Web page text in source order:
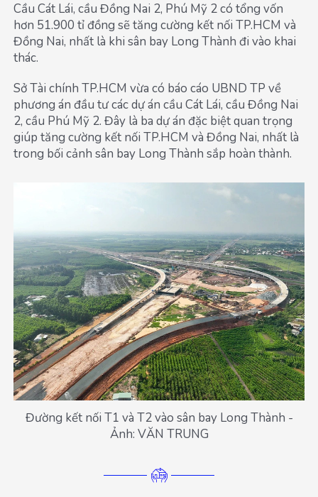
Cầu Cát Lái, cầu Đồng Nai 2, Phú Mỹ 2 có tổng vốn
hơn 51.900 tỉ đồng sẽ tăng cường kết nối TP.HCM và
Đồng Nai, nhất là khi sân bay Long Thành đi vào khai
thác.
Sở Tài chính TP.HCM vừa có báo cáo UBND TP về
phương án đầu tư các dự án cầu Cát Lái, cầu Đồng Nai
2, cầu Phú Mỹ 2. Đây là ba dự án đặc biệt quan trọng
giúp tăng cường kết nối TP.HCM và Đồng Nai, nhất là
trong bối cảnh sân bay Long Thành sắp hoàn thành.
Đường kết nối T1 và T2 vào sân bay Long Thành -
Ảnh: VĂN TRUNG